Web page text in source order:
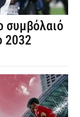
συμβόλαιό
2032